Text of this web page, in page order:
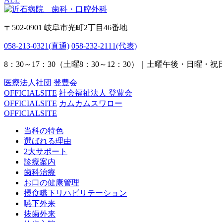
〒502-0901 岐阜市光町2丁目46番地
058-213-0321(直通) 058-232-2111(代表)
8：30～17：30（土曜8：30～12：30）｜土曜午後・日曜・祝
医療法人社団 登豊会
OFFICIALSITE 社会福祉法人 登豊会
OFFICIALSITE カムカムスワロー
OFFICIALSITE
当科の特色
選ばれる理由
2大サポート
診療案内
歯科治療
お口の健康管理
摂食嚥下リハビリテーション
嚥下外来
抜歯外来